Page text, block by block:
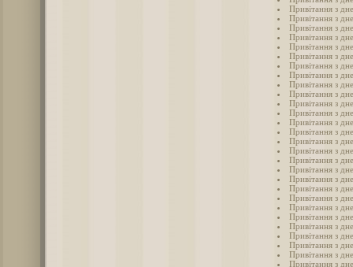
Привітання з
Привітання з
Привітання з
Привітання з
Привітання з
Привітання з
Привітання з
Привітання з
Привітання з
Привітання з
Привітання з
Привітання з
Привітання з
Привітання з
Привітання з
Привітання з
Привітання з
Привітання з
Привітання з
Привітання з
Привітання з
Привітання з
Привітання з
Привітання з
Привітання з
Привітання з
Привітання з
Привітання з